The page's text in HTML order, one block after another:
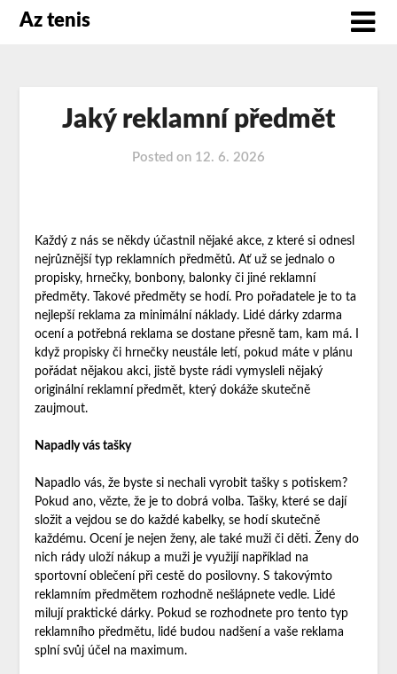
Az tenis
Jaký reklamní předmět
Posted on 12. 6. 2026
Každý z nás se někdy účastnil nějaké akce, z které si odnesl
nejrůznější typ reklamních předmětů. Ať už se jednalo o
propisky, hrnečky, bonbony, balonky či jiné reklamní
předměty. Takové předměty se hodí. Pro pořadatele je to ta
nejlepší reklama za minimální náklady. Lidé dárky zdarma
ocení a potřebná reklama se dostane přesně tam, kam má. I
když propisky či hrnečky neustále letí, pokud máte v plánu
pořádat nějakou akci, jistě byste rádi vymysleli nějaký
originální reklamní předmět, který dokáže skutečně
zaujmout.
Napadly vás tašky
Napadlo vás, že byste si nechali vyrobit tašky s potiskem ?
Pokud ano, vězte, že je to dobrá volba. Tašky, které se dají
složit a vejdou se do každé kabelky, se hodí skutečně
každému. Ocení je nejen ženy, ale také muži či děti. Ženy do
nich rády uloží nákup a muži je využijí například na
sportovní oblečení při cestě do posilovny. S takovýmto
reklamním předmětem rozhodně nešlápnete vedle. Lidé
milují praktické dárky. Pokud se rozhodnete pro tento typ
reklamního předmětu, lidé budou nadšení a vaše reklama
splní svůj účel na maximum.